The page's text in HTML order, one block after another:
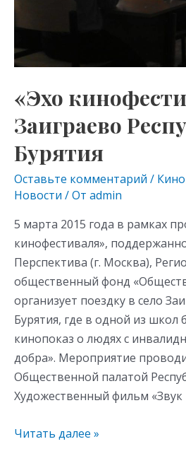
«Эхо
Заиграево
Бурятия
Оставьте комментарий /
Новости / От admin
5 марта 2015 года в рамках
кинофестиваля»,
Перспектива (г. Москва),
общественный фонд
организует поездку в село
Бурятия, где в одной из школ
кинопоказ о людях с
добра». Мероприятие
Общественной палатой
Художественный фильм «Звук
Читать далее »